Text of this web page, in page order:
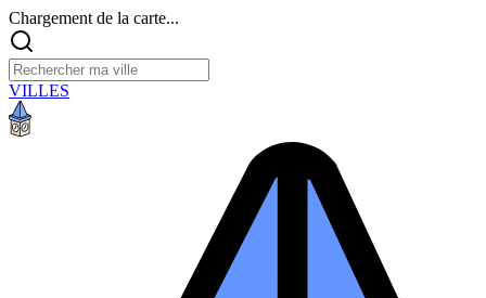
Chargement de la carte...
VILLES